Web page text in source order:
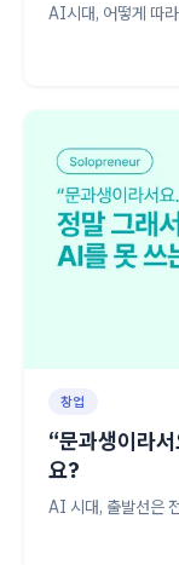
AI시대, 어떻게 따
창업
“문과생이라
요?
AI 시대, 출발선은